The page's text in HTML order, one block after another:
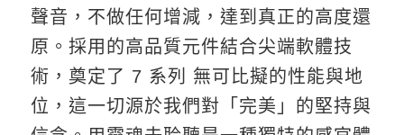
聲音，不做任何增減，達到真正的高度還
原。採用的高品質元件結合尖端軟體技
術，奠定了 7 系列 無可比擬的性能與地
位，這一切源於我們對「完美」的堅持與